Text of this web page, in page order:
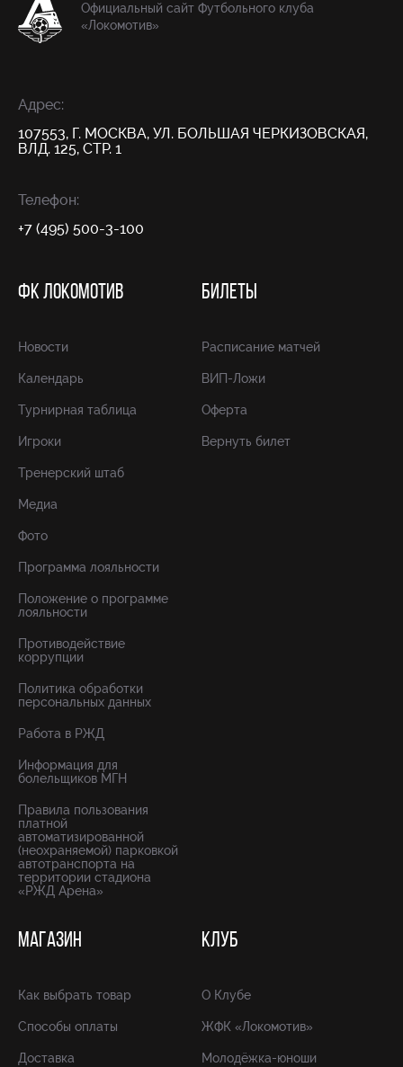
Официальный сайт Футбольного клуба
«Локомотив»
Адрес:
107553, Г. МОСКВА, УЛ. БОЛЬШАЯ ЧЕРКИЗОВСКАЯ,
ВЛД. 125, СТР. 1
Телефон:
+7 (495) 500-3-100
ФК ЛОКОМОТИВ
Новости
Календарь
Турнирная таблица
Игроки
Тренерский штаб
Медиа
Фото
Программа лояльности
Положение о программе
лояльности
Противодействие
коррупции
Политика обработки
персональных данных
Работа в РЖД
Информация для
болельщиков МГН
Правила пользования
платной
автоматизированной
(неохраняемой) парковкой
автотранспорта на
территории стадиона
«РЖД Арена»
БИЛЕТЫ
Расписание матчей
ВИП-Ложи
Оферта
Вернуть билет
МАГАЗИН
Как выбрать товар
Способы оплаты
Доставка
КЛУБ
О Клубе
ЖФК «Локомотив»
Молодёжка-юноши